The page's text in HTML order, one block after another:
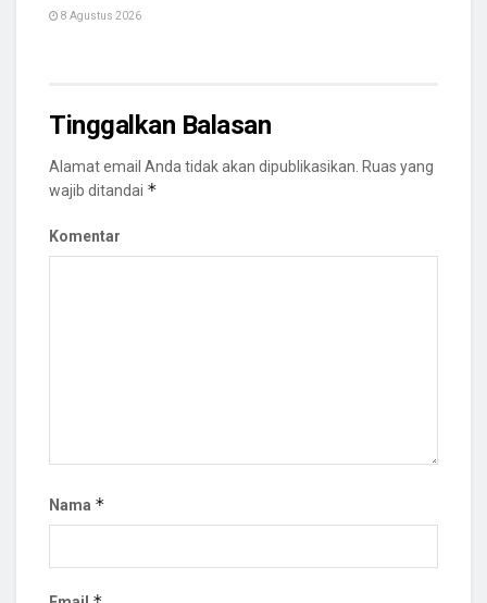
8 Agustus 2026
Tinggalkan Balasan
Alamat email Anda tidak akan dipublikasikan. Ruas yang
wajib ditandai *
Komentar
Nama *